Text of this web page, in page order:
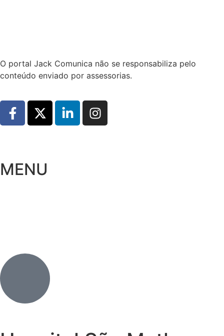
O portal Jack Comunica não se responsabiliza pelo
conteúdo enviado por assessorias.
MENU